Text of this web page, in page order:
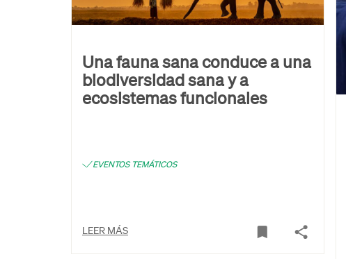
Una fauna sana conduce a una
biodiversidad sana y a
ecosistemas funcionales
EVENTOS TEMÁTICOS
LEER MÁS